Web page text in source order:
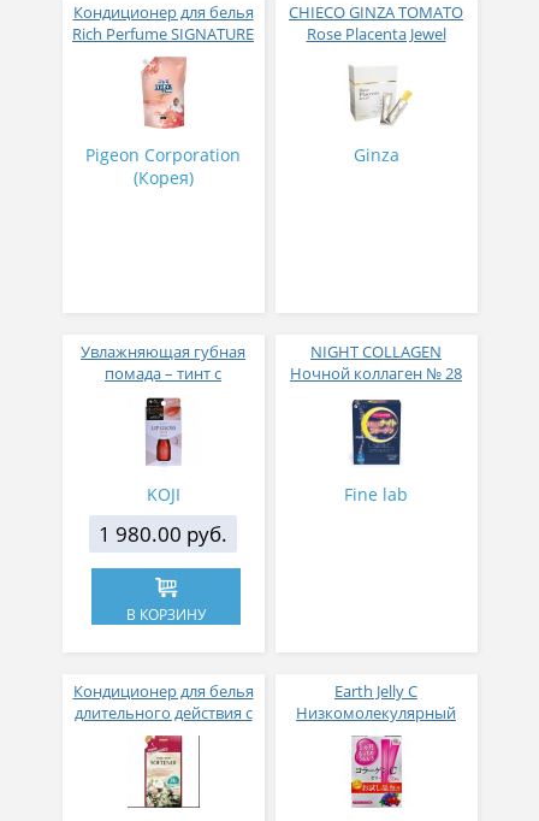
Кондиционер для белья
Rich Perfume SIGNATURE
парфюмированный
супер-концентрат с
ароматом Фиеста 1,6 л
Pigeon Corporation
(Корея)
CHIECO GINZA TOMATO
Rose Placenta Jewel
в желе № 30
Ginza
Увлажняющая губная
помада – тинт с
аппликатором KOJI,
Красно-оранжевый
KOJI
1 980.00 руб.
В КОРЗИНУ
NIGHT COLLAGEN
Ночной коллаген № 28
Fine lab
Кондиционер для белья
длительного действия с
аромакапсулами с
экзотическим ароматом
500 мл
Earth Jelly C
Низкомолекулярный
рыбный коллаген с
витамином С и 5
активных компонентов
с ягодным вкусом 8 гр